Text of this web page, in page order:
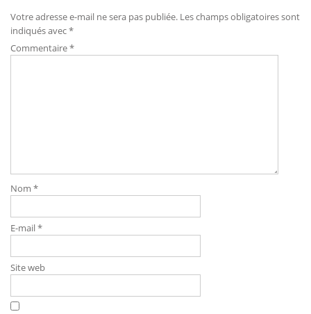
Votre adresse e-mail ne sera pas publiée. Les champs obligatoires sont
indiqués avec*
Commentaire*
Nom *
E-mail*
Site web